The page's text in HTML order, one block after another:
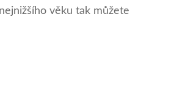
věku tak můžete